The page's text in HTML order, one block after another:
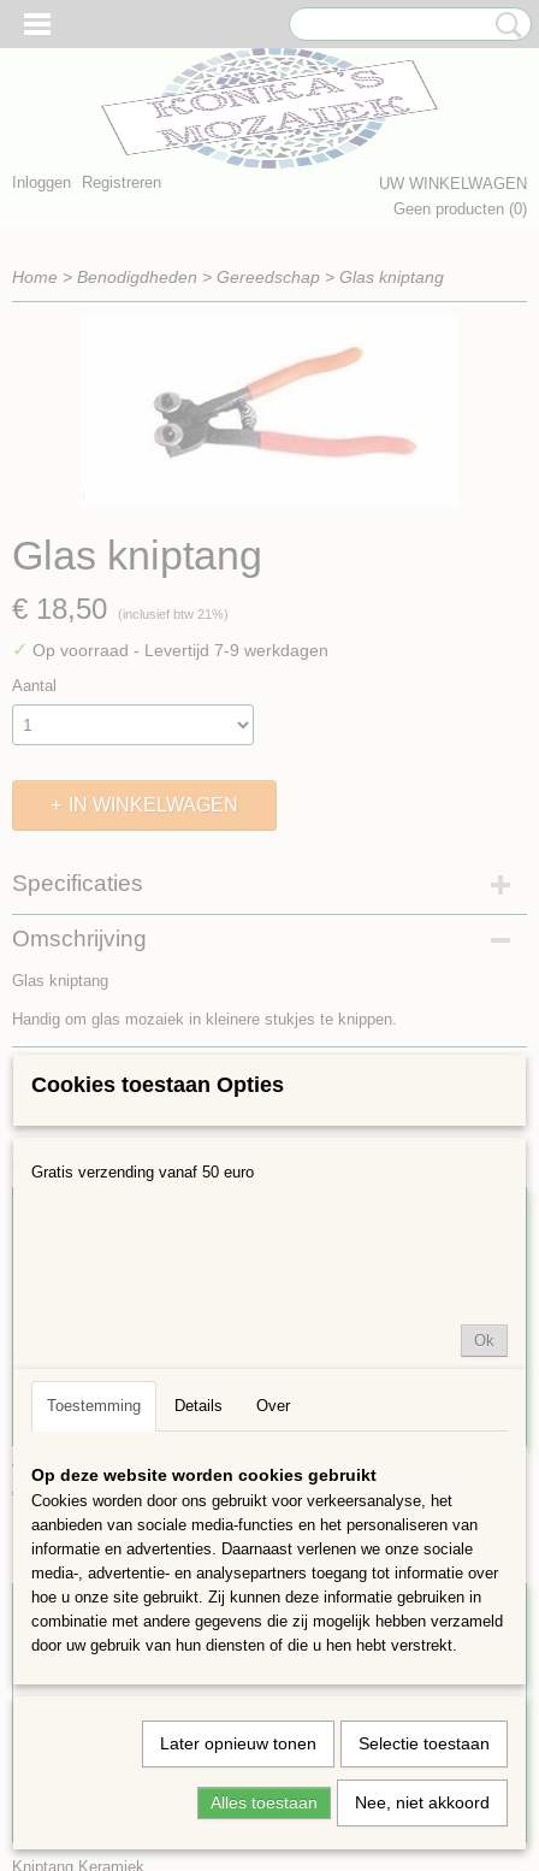
Inloggen Registreren
UW WINKELWAGEN
Geen producten (0)
Home > Benodigdheden > Gereedschap > Glas kniptang
Glas kniptang
€ 18,50 (inclusief btw 21%)
✓ Op voorraad - Levertijd 7-9 werkdagen
Aantal
IN WINKELWAGEN
Specificaties
Bruto gewicht
1,00 Kg
Omschrijving
Glas kniptang
Handig om glas mozaiek in kleinere stukjes te knippen.
Ook interessant
Voegrubber trapeziumvorm
€ 2,50
Kniptang Keramiek
Cookies toestaan Opties
Gratis verzending vanaf 50 euro
Ok
Toestemming Details Over
Op deze website worden cookies gebruikt
Cookies worden door ons gebruikt voor verkeersanalyse, het
aanbieden van sociale media-functies en het personaliseren van
informatie en advertenties. Daarnaast verlenen we onze sociale
media-, advertentie- en analysepartners toegang tot informatie over
hoe u onze site gebruikt. Zij kunnen deze informatie gebruiken in
combinatie met andere gegevens die zij mogelijk hebben verzameld
door uw gebruik van hun diensten of die u hen hebt verstrekt.
Later opnieuw tonen Selectie toestaan
Alles toestaan Nee, niet akkoord